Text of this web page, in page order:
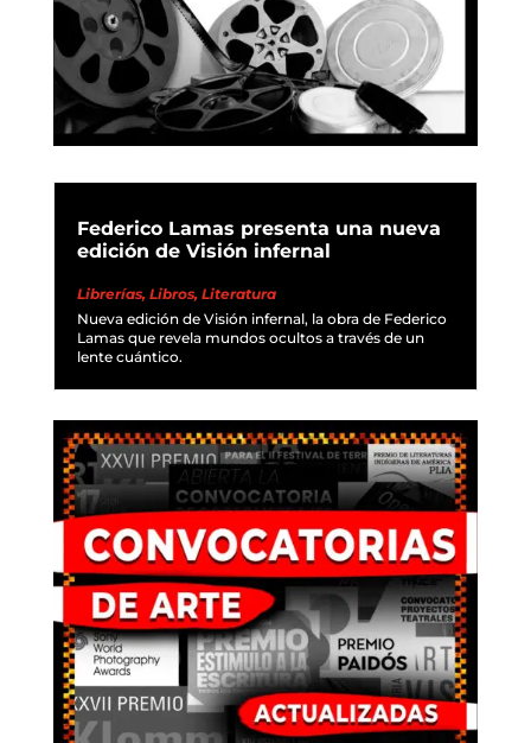
Federico Lamas presenta una nueva
edición de Visión infernal
Librerías, Libros, Literatura
Nueva edición de Visión infernal, la obra de Federico
Lamas que revela mundos ocultos a través de un
lente cuántico.